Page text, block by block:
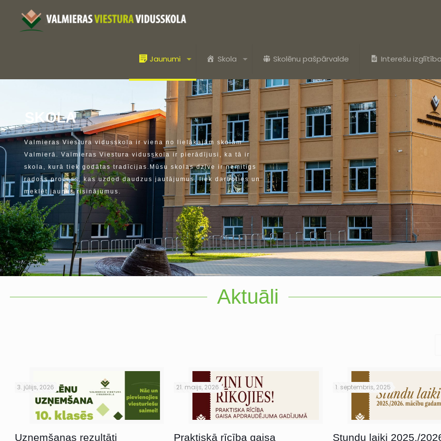
Jaunumi Skola Skolēnu pašpārvalde Interešu izglītība
KOLA
Valmieras Vi estura vi dusskola ir vi e na no i e ā kajām skolām
Va mi e rā . Va mie ras Vi estura vi d uss ko a i r pi e rād īj u si , ka tā i r
s ko a , ku rā ti e k g odātas tradīci j as . M ū su s ko las dzīve i r nemitīg s
rad ošs process, kas uzdod dau d zu s j au tāj u mus, liek d arboties u n
me k ēt j au nus risi nājumu s .
Aktuāli
3. jūlijs, 2026
Uzņemšanas rezultāti
21. maijs, 2026
Praktiskā rīcība gaisa
1. septembris, 2025
Stundu laiki 2025./